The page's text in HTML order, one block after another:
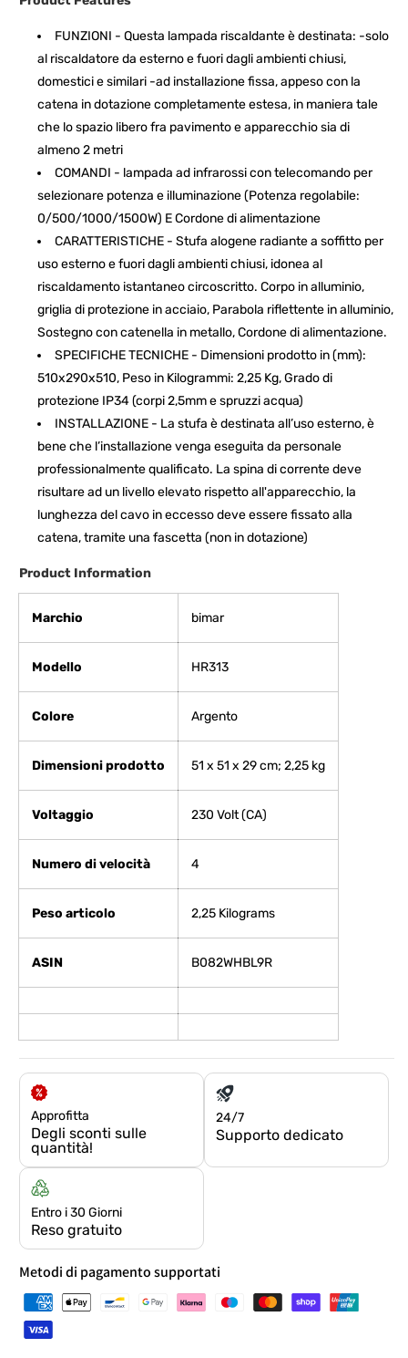
FUNZIONI - Questa lampada riscaldante è destinata: -solo
al riscaldatore da esterno e fuori dagli ambienti chiusi,
domestici e similari -ad installazione fissa, appeso con la
catena in dotazione completamente estesa, in maniera tale
che lo spazio libero fra pavimento e apparecchio sia di
almeno 2 metri
COMANDI - lampada ad infrarossi con telecomando per
selezionare potenza e illuminazione (Potenza regolabile:
0/500/1000/1500W) E Cordone di alimentazione
CARATTERISTICHE - Stufa alogene radiante a soffitto per
uso esterno e fuori dagli ambienti chiusi, idonea al
riscaldamento istantaneo circoscritto. Corpo in alluminio,
griglia di protezione in acciaio, Parabola riflettente in alluminio,
Sostegno con catenella in metallo, Cordone di alimentazione.
SPECIFICHE TECNICHE - Dimensioni prodotto in (mm):
510x290x510, Peso in Kilogrammi: 2,25 Kg, Grado di
protezione IP34 (corpi 2,5mm e spruzzi acqua)
INSTALLAZIONE - La stufa è destinata all’uso esterno, è
bene che l’installazione venga eseguita da personale
professionalmente qualificato. La spina di corrente deve
risultare ad un livello elevato rispetto all'apparecchio, la
lunghezza del cavo in eccesso deve essere fissato alla
catena, tramite una fascetta (non in dotazione)
Product Information
Marchio ‎bimar
Modello ‎HR313
Colore ‎Argento
Dimensioni prodotto ‎51 x 51 x 29 cm; 2,25 kg
Voltaggio ‎230 Volt (CA)
Numero di velocità ‎4
Peso articolo ‎2,25 Kilograms
ASIN B082WHBL9R
Approfitta
Degli sconti sulle
quantità!
24/7
Supporto dedicato
Entro i 30 Giorni
Reso gratuito
Metodi di pagamento supportati